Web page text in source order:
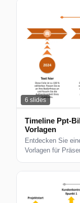
6 slides
Timeline Ppt-
Vorlagen
Entdecken Sie
Vorlagen für